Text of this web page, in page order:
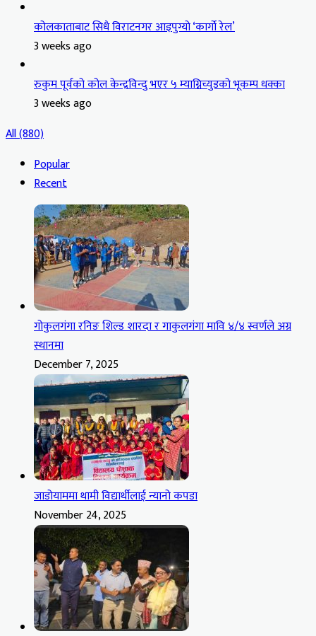
कोलकाताबाट सिधै विराटनगर आइपुग्यो ‘कार्गो रेल’
3 weeks ago
रुकुम पूर्वको कोल केन्द्रविन्दु भएर ५ म्याग्निच्युडको भूकम्प धक्का
3 weeks ago
All (880)
Popular
Recent
गोकुलगंगा रनिङ शिल्ड शारदा र गाकुलगंगा मावि ४/४ स्वर्णले अग्र
स्थानमा
December 7, 2025
जाडोयाममा थामी विद्यार्थीलाई न्यानो कपडा
November 24, 2025